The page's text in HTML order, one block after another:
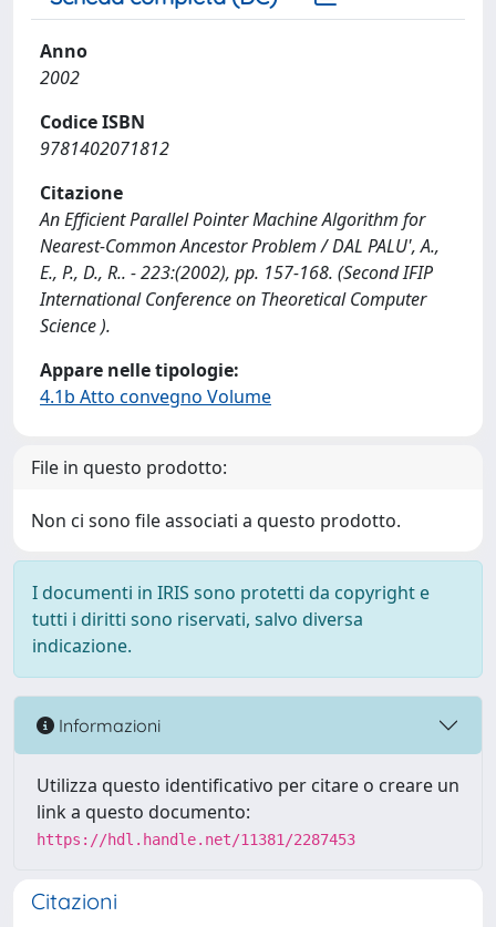
Anno
2002
Codice ISBN
9781402071812
Citazione
An Efficient Parallel Pointer Machine Algorithm for
Nearest-Common Ancestor Problem / DAL PALU', A.,
E., P., D., R.. - 223:(2002), pp. 157-168. (Second IFIP
International Conference on Theoretical Computer
Science ).
Appare nelle tipologie:
4.1b Atto convegno Volume
File in questo prodotto:
Non ci sono file associati a questo prodotto.
I documenti in IRIS sono protetti da copyright e
tutti i diritti sono riservati, salvo diversa
indicazione.
Informazioni
Utilizza questo identificativo per citare o creare un
link a questo documento:
https://hdl.handle.net/11381/2287453
Citazioni